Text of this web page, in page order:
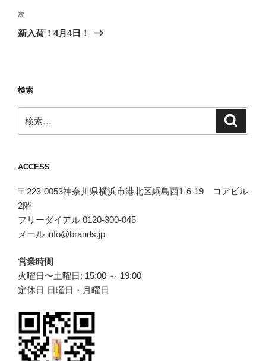
ビ
ゲ
ン
稿
次
の
次
新入荷！4月4日！
検索
索:
ACCESS
〒223-0053神奈川県横浜市港北区綱島西1-6-19 コアビル
2階
フリーダイアル 0120-300-045
メール info@brands.jp
営業時間
火曜日〜土曜日: 15:00 ～ 19:00
定休日 日曜日・月曜日